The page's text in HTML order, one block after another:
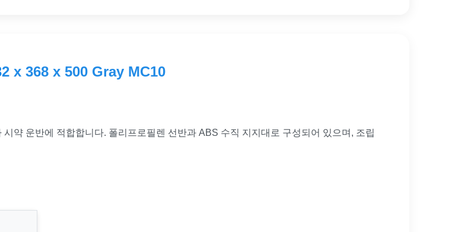
x 368 x 500 Gray MC10
약 운반에 적합합니다. 폴리프로필렌 선반과 ABS 수직 지지대로 구성되어 있으며, 조립